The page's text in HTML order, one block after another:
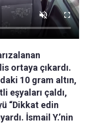
ortaya çıkardı.
10 gram altın,
eşyaları çaldı,
“Dikkat edin
İsmail Y.’nin